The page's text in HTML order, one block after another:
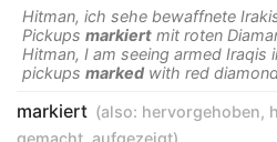
Hitman, ich sehe bewaffnete
Pickups markiert mit roten
Hitman, I am seeing armed Iraqis
pickups marked with red
markiert (also: hervorgehoben,
gemacht, aufgezeigt)